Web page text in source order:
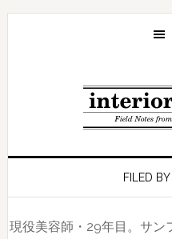
Skip
Skip
Skip
FILED
現役美容師・29年目。サン